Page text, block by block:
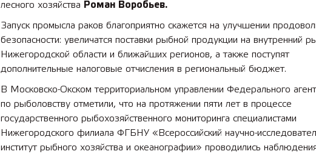
лесного хозяйства Роман Воробьев.
Запуск промысла раков благоприятно скажется на улучшении
безопасности: увеличатся поставки рыбной продукции на внутренний
Нижегородской области и ближайших регионов, а также поступят
дополнительные налоговые отчисления в региональный бюджет.
В Московско-Окском территориальном управлении Федерального
по рыболовству отметили, что на протяжении пяти лет в процессе
государственного рыбохозяйственного мониторинга специалистами
Нижегородского филиала ФГБНУ «Всероссийский научно-
институт рыбного хозяйства и океанографии» проводились